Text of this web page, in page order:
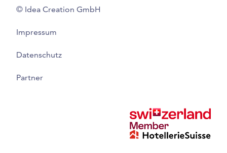
© Idea Creation GmbH
Impressum
Datenschutz
Partner